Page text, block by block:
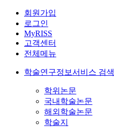
회원가입
로그인
MyRISS
고객센터
전체메뉴
학술연구정보서비스 검색
학위논문
국내학술논문
해외학술논문
학술지